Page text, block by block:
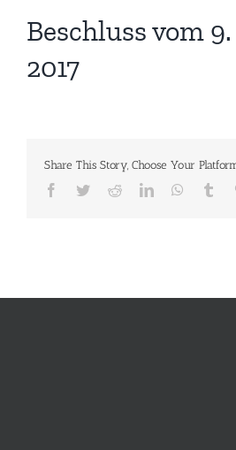
Beschluss vom
2017
Share This Story, Choose Your
Facebook
TwitterRedditLinkedIn